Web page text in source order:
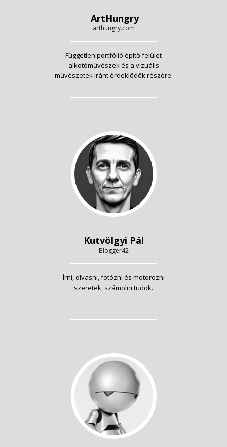
ArtHungry
arthungry.com
Független portfólió építő felület
alkotóművészek és a vizuális
művészetek iránt érdeklődők részére.
Kutvölgyi Pál
Blogger42
Írni, olvasni, fotózni és motorozni
szeretek, számolni tudok.